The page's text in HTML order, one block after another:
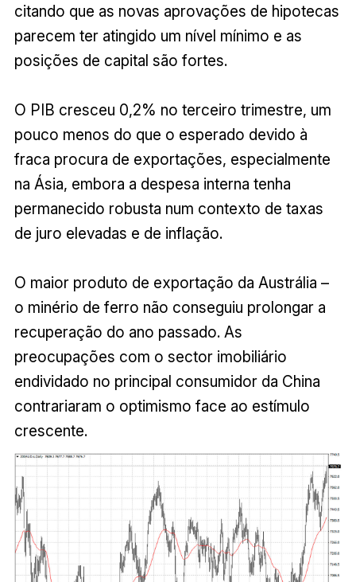
citando que as novas aprovações de hipotecas
parecem ter atingido um nível mínimo e as
posições de capital são fortes.
O PIB cresceu 0,2% no terceiro trimestre, um
pouco menos do que o esperado devido à
fraca procura de exportações, especialmente
na Ásia, embora a despesa interna tenha
permanecido robusta num contexto de taxas
de juro elevadas e de inflação.
O maior produto de exportação da Austrália –
o minério de ferro não conseguiu prolongar a
recuperação do ano passado. As
preocupações com o sector imobiliário
endividado no principal consumidor da China
contrariaram o optimismo face ao estímulo
crescente.